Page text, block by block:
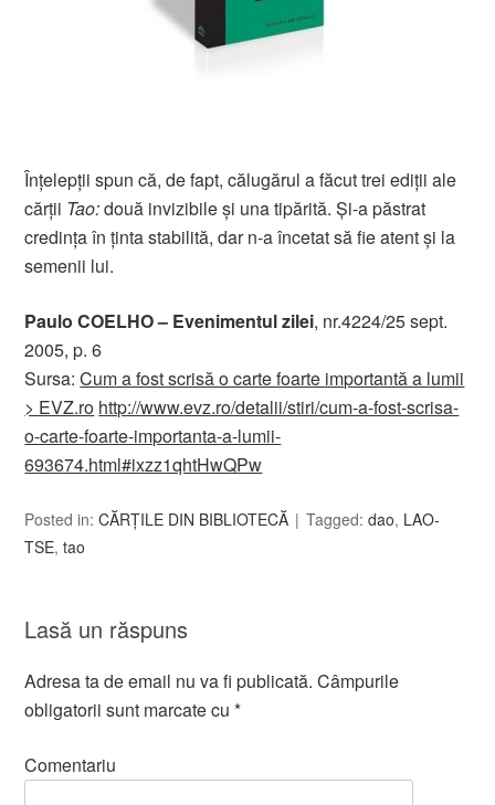
Înţelepţii spun că, de fapt, călugărul a făcut trei ediţii ale
cărţii Tao:două invizibile şi una tipărită. Şi-a păstrat
credinţa în ţinta stabilită, dar n-a încetat să fie atent şi la
semenii lui.
Paulo COELHO – Evenimentul zilei, nr.4224/25 sept.
2005, p. 6
Sursa:Cum a fost scrisă o carte foarte importantă a lumii
> EVZ.ro http://www.evz.ro/detalii/stiri/cum-a-fost-scrisa-
o-carte-foarte-importanta-a-lumii-
693674.html#ixzz1qhtHwQPw
Posted in:CĂRȚILE DIN BIBLIOTECĂ Tagged:dao, LAO-
TSE,tao
Lasă un răspuns
Adresa ta de email nu va fi publicată. Câmpurile
obligatorii sunt marcate cu*
Comentariu